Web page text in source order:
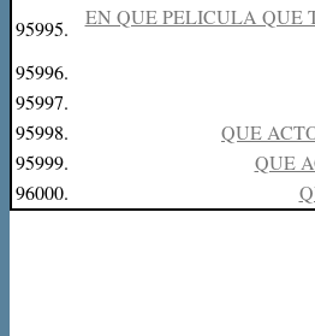
95995.
EN QUE PELICULA QUE
95996.
95997.
95998.
QUE
95999.
QUE
96000.